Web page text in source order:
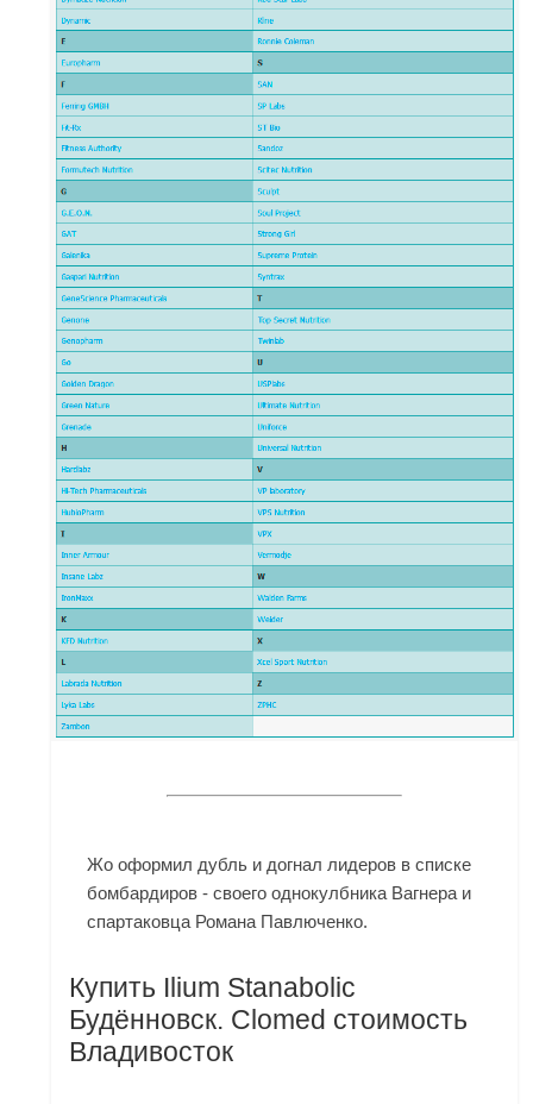
Жо оформил дубль и догнал лидеров в списке
бомбардиров - своего однокулбника Вагнера и
спартаковца Романа Павлюченко.
Купить Ilium Stanabolic
Будённовск. Clomed стоимость
Владивосток